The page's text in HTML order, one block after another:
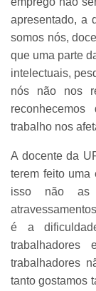
apresentado, a
somos nós,
que uma parte
intelectuais,
nós não nos
trabalho nos
A docente da
terem feito uma
isso não as
é a
trabalhadores
tanto gostamos